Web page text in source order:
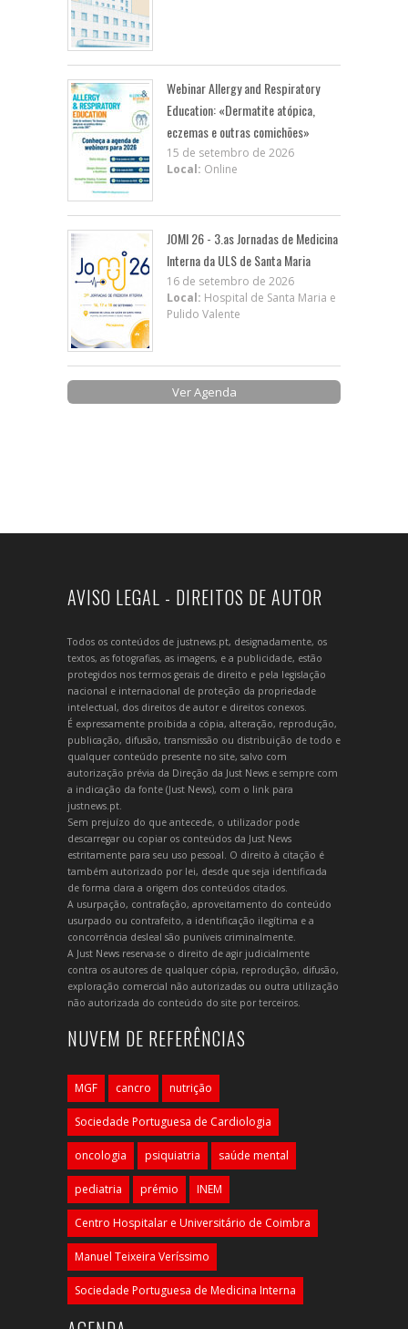
Webinar Allergy and Respiratory
Education: «Dermatite atópica,
eczemas e outras comichões»
15 de setembro de 2026
Local: Online
JOMI 26 - 3.as Jornadas de Medicina
Interna da ULS de Santa Maria
16 de setembro de 2026
Local: Hospital de Santa Maria e
Pulido Valente
Ver Agenda
AVISO LEGAL - DIREITOS DE AUTOR
Todos os conteúdos de justnews.pt, designadamente, os
textos, as fotografias, as imagens, e a publicidade, estão
protegidos nos termos gerais de direito e pela legislação
nacional e internacional de proteção da propriedade
intelectual, dos direitos de autor e direitos conexos.
É expressamente proibida a cópia, alteração, reprodução,
publicação, difusão, transmissão ou distribuição de todo e
qualquer conteúdo presente no site, salvo com
autorização prévia da Direção da Just News e sempre com
a indicação da fonte (Just News), com o link para
justnews.pt.
Sem prejuízo do que antecede, o utilizador pode
descarregar ou copiar os conteúdos da Just News
estritamente para seu uso pessoal. O direito à citação é
também autorizado por lei, desde que seja identificada
de forma clara a origem dos conteúdos citados.
A usurpação, contrafação, aproveitamento do conteúdo
usurpado ou contrafeito, a identificação ilegítima e a
concorrência desleal são puníveis criminalmente.
A Just News reserva-se o direito de agir judicialmente
contra os autores de qualquer cópia, reprodução, difusão,
exploração comercial não autorizadas ou outra utilização
não autorizada do conteúdo do site por terceiros.
NUVEM DE REFERÊNCIAS
MGF cancro nutrição
Sociedade Portuguesa de Cardiologia
oncologia psiquiatria saúde mental
pediatria prémio INEM
Centro Hospitalar e Universitário de Coimbra
Manuel Teixeira Veríssimo
Sociedade Portuguesa de Medicina Interna